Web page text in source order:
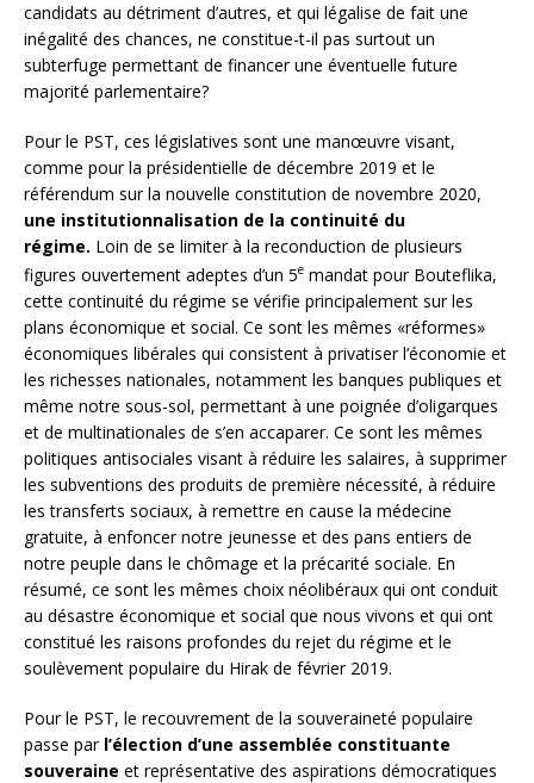
candidats au détriment d’autres, et qui légalise de fait une
inégalité des chances, ne constitue-t-il pas surtout un
subterfuge permettant de financer une éventuelle future
majorité parlementaire?
Pour le PST, ces législatives sont une manœuvre visant,
comme pour la présidentielle de décembre 2019 et le
référendum sur la nouvelle constitution de novembre 2020,
une institutionnalisation de la continuité du
régime. Loin de se limiter à la reconduction de plusieurs
figures ouvertement adeptes d’un 5e mandat pour Bouteflika,
cette continuité du régime se vérifie principalement sur les
plans économique et social. Ce sont les mêmes «réformes»
économiques libérales qui consistent à privatiser l’économie et
les richesses nationales, notamment les banques publiques et
même notre sous-sol, permettant à une poignée d’oligarques
et de multinationales de s’en accaparer. Ce sont les mêmes
politiques antisociales visant à réduire les salaires, à supprimer
les subventions des produits de première nécessité, à réduire
les transferts sociaux, à remettre en cause la médecine
gratuite, à enfoncer notre jeunesse et des pans entiers de
notre peuple dans le chômage et la précarité sociale. En
résumé, ce sont les mêmes choix néolibéraux qui ont conduit
au désastre économique et social que nous vivons et qui ont
constitué les raisons profondes du rejet du régime et le
soulèvement populaire du Hirak de février 2019.
Pour le PST, le recouvrement de la souveraineté populaire
passe par l’élection d’une assemblée constituante
souveraine et représentative des aspirations démocratiques